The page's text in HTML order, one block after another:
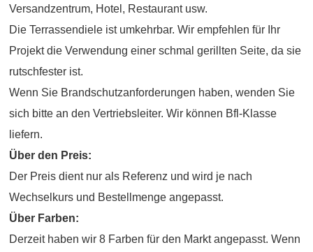
Versandzentrum, Hotel, Restaurant usw.
Die Terrassendiele ist umkehrbar. Wir empfehlen für Ihr
Projekt die Verwendung einer schmal gerillten Seite, da sie
rutschfester ist.
Wenn Sie Brandschutzanforderungen haben, wenden Sie
sich bitte an den Vertriebsleiter. Wir können Bfl-Klasse
liefern.
Über den Preis:
Der Preis dient nur als Referenz und wird je nach
Wechselkurs und Bestellmenge angepasst.
Über Farben:
Derzeit haben wir 8 Farben für den Markt angepasst. Wenn